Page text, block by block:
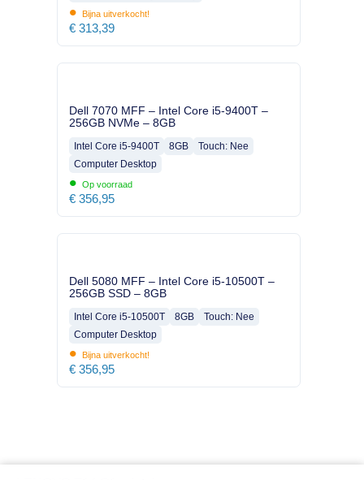
• Bijna uitverkocht!
€ 313,39
Dell 7070 MFF – Intel Core i5-9400T –
256GB NVMe – 8GB
Intel Core i5-9400T 8GB
Touch: Nee
Computer Desktop
• Op voorraad
€ 356,95
Dell 5080 MFF – Intel Core i5-10500T –
256GB SSD – 8GB
Intel Core i5-10500T 8GB
Touch: Nee
Computer Desktop
• Bijna uitverkocht!
€ 356,95